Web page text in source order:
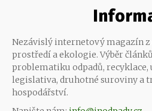
Nezávislý internetový magazín
prostředí a ekologie. Výběr
problematiku odpadů, recyklace,
legislativa, druhotné suroviny a
hospodářství.